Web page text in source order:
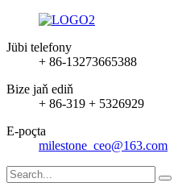
Jübi telefony
+ 86-13273665388
Bize jaň ediň
+ 86-319 + 5326929
E-poçta
milestone_ceo@163.com